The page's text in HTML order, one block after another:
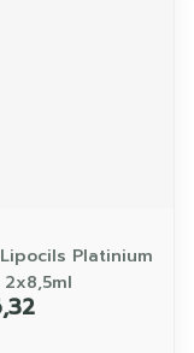
Platinium
2x8,5ml